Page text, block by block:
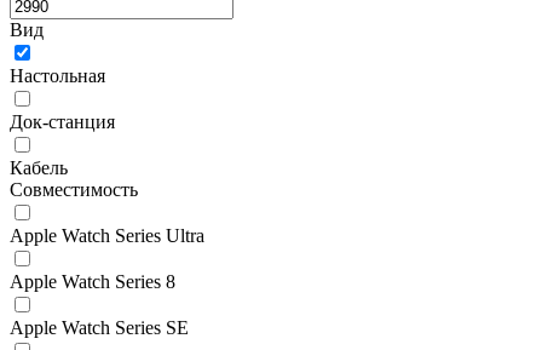
Вид
Настольная
Док-станция
Кабель
Совместимость
Apple Watch Series Ultra
Apple Watch Series 8
Apple Watch Series SE